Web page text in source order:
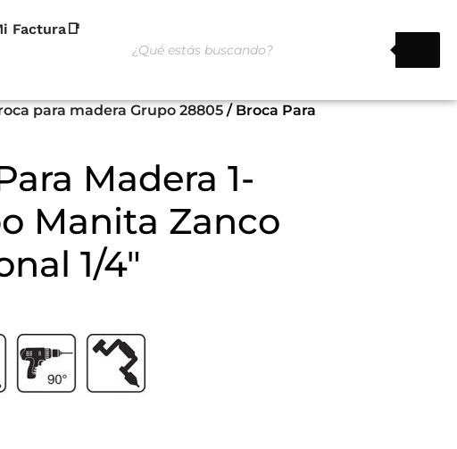
Factura📑
para madera Grupo 28805/ Broca Para
Madera 1-
Manita Zanco
1/4″